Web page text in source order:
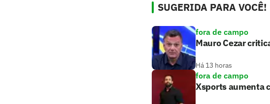
SUGERIDA PARA VOCÊ!
fora de campo
Mauro Cezar
Há 13 horas
fora de campo
Xsports aumenta